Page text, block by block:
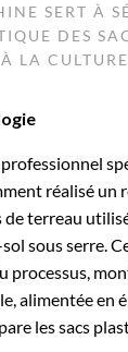
SERT À
DES
LA
réalisé
de terreau
sous serre.
processus,
alimentée en
les sacs